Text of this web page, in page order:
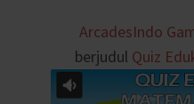
ArcadesIndo
berjudul Quiz